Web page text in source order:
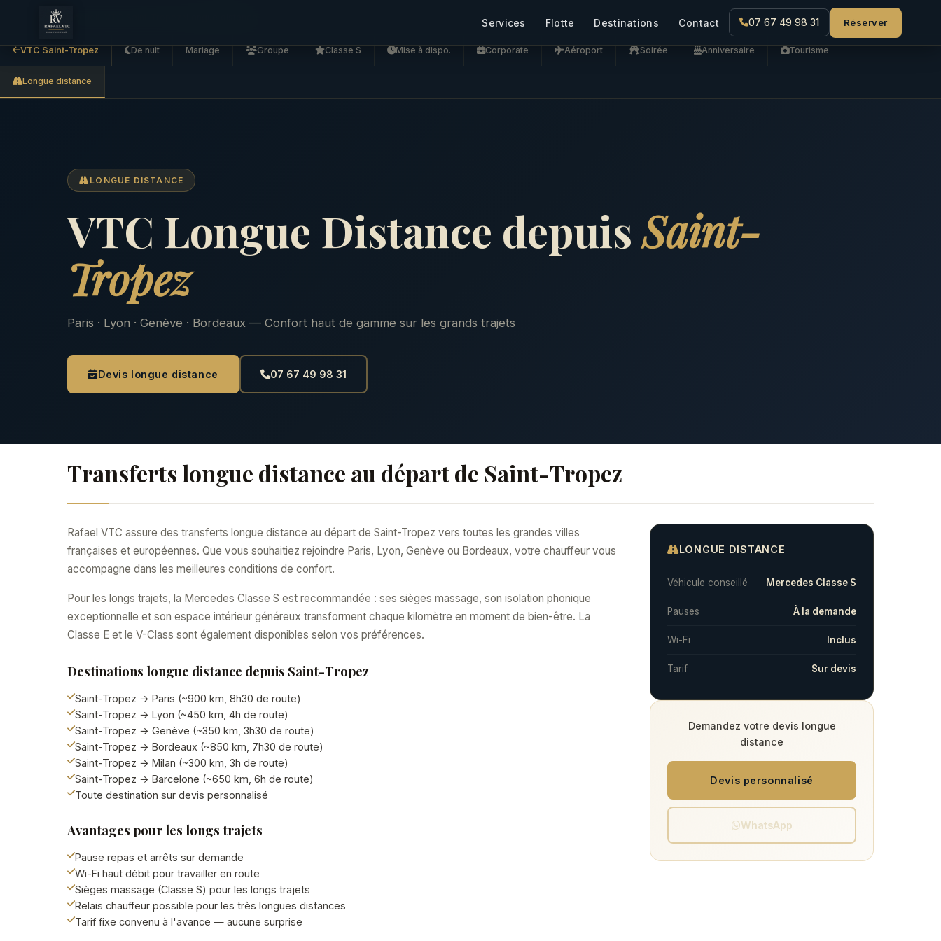
Services Flotte Destinations Contact 07 67 49 98 31 Réserver
VTC Saint-Tropez De nuit Mariage Groupe Classe S Mise à dispo. Corporate Aéroport Soirée Anniversaire Tourisme
Longue distance
LONGUE DISTANCE
VTC Longue Distance depuisSaint-
Tropez
Paris · Lyon · Genève · Bordeaux — Confort haut de gamme sur les grands trajets
Devis longue distance 07 67 49 98 31
Transferts longue distance au départ de Saint-Tropez
Rafael VTC assure des transferts longue distance au départ de Saint-Tropez vers toutes les grandes villes
françaises et européennes. Que vous souhaitiez rejoindre Paris, Lyon, Genève ou Bordeaux, votre chauffeur vous
accompagne dans les meilleures conditions de confort.
Pour les longs trajets, la Mercedes Classe S est recommandée : ses sièges massage, son isolation phonique
exceptionnelle et son espace intérieur généreux transforment chaque kilomètre en moment de bien-être. La
Classe E et le V-Class sont également disponibles selon vos préférences.
Destinations longue distance depuis Saint-Tropez
Saint-Tropez → Paris (~900 km, 8h30 de route)
Saint-Tropez → Lyon (~450 km, 4h de route)
Saint-Tropez → Genève (~350 km, 3h30 de route)
Saint-Tropez → Bordeaux (~850 km, 7h30 de route)
Saint-Tropez → Milan (~300 km, 3h de route)
Saint-Tropez → Barcelone (~650 km, 6h de route)
Toute destination sur devis personnalisé
Avantages pour les longs trajets
Pause repas et arrêts sur demande
Wi-Fi haut débit pour travailler en route
Sièges massage (Classe S) pour les longs trajets
Relais chauffeur possible pour les très longues distances
Tarif fixe convenu à l'avance — aucune surprise
LONGUE DISTANCE
Véhicule conseillé Mercedes Classe S
Pauses À la demande
Wi-Fi Inclus
Tarif Sur devis
Demandez votre devis longue
distance
Devis personnalisé
WhatsApp